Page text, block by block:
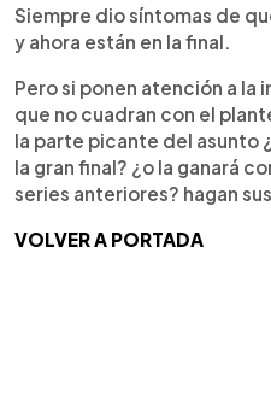
Siempre dio síntomas de
y ahora están en la final.
Pero si ponen atención a la
que no cuadran con el
la parte picante del asunto
la gran final? ¿o la ganará
series anteriores? hagan
VOLVER A PORTADA